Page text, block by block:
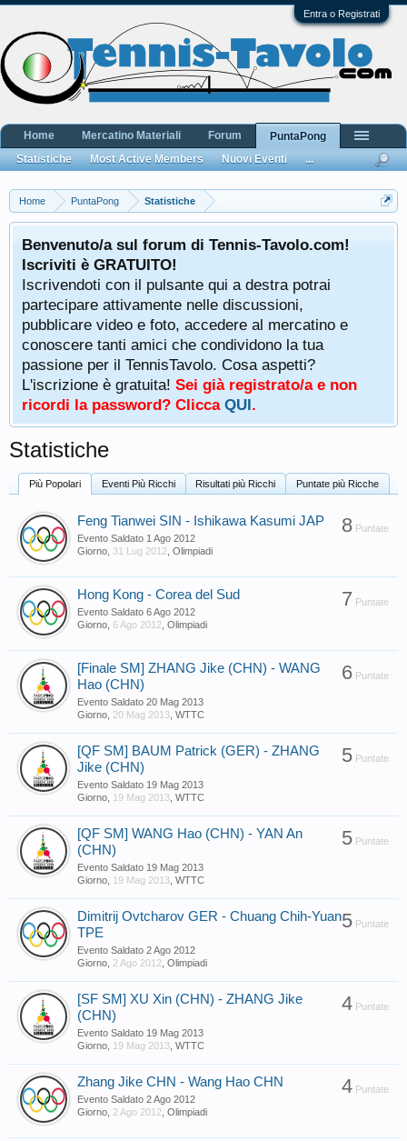
Entra o Registrati
Home PuntaPong Statistiche
Benvenuto/a sul forum di Tennis-Tavolo.com!
Iscriviti è GRATUITO!
Iscrivendoti con il pulsante qui a destra potrai
partecipare attivamente nelle discussioni,
pubblicare video e foto, accedere al mercatino e
conoscere tanti amici che condividono la tua
passione per il TennisTavolo. Cosa aspetti?
L'iscrizione è gratuita! Sei già registrato/a e non
ricordi la password? Clicca QUI.
Statistiche
Più Popolari Eventi Più Ricchi Risultati più Ricchi Puntate più Ricche
8 Puntate
Feng Tianwei SIN - Ishikawa Kasumi JAP
Evento Saldato 1 Ago 2012
Giorno 31 Lug 2012 Olimpiadi
7 Puntate
Hong Kong - Corea del Sud
Evento Saldato 6 Ago 2012
Giorno 6 Ago 2012 Olimpiadi
6 Puntate
[Finale SM] ZHANG Jike (CHN) - WANG
Hao (CHN)
Evento Saldato 20 Mag 2013
Giorno 20 Mag 2013 WTTC
5 Puntate
[QF SM] BAUM Patrick (GER) - ZHANG
Jike (CHN)
Evento Saldato 19 Mag 2013
Giorno 19 Mag 2013 WTTC
5 Puntate
[QF SM] WANG Hao (CHN) - YAN An
(CHN)
Evento Saldato 19 Mag 2013
Giorno 19 Mag 2013 WTTC
5 Puntate
Dimitrij Ovtcharov GER - Chuang Chih-Yuan
TPE
Evento Saldato 2 Ago 2012
Giorno 2 Ago 2012 Olimpiadi
4 Puntate
[SF SM] XU Xin (CHN) - ZHANG Jike
(CHN)
Evento Saldato 19 Mag 2013
Giorno 19 Mag 2013 WTTC
4 Puntate
Zhang Jike CHN - Wang Hao CHN
Evento Saldato 2 Ago 2012
Giorno 2 Ago 2012 Olimpiadi
Home Mercatino Materiali Forum
PuntaPong
Statistiche
Most Active Members Nuovi Eventi ...